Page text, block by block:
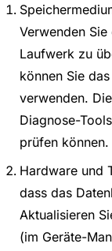
Verwenden
Laufwerk zu
können Sie
verwenden.
Diagnose-
prüfen können.
Hardware und
dass das
Aktualisieren
(im Geräte-